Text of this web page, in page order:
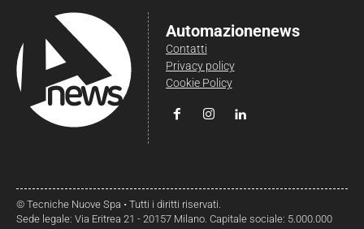
Automazionenews
Contatti
Privacy policy
Cookie Policy
© Tecniche Nuove Spa • Tutti i diritti riservati.
Sede legale: Via Eritrea 21 - 20157 Milano. Capitale sociale: 5.000.000